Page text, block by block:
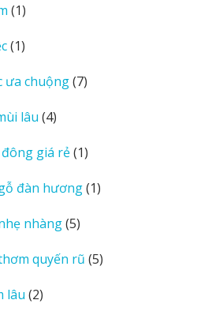
phẩm
11
phẩm
11
phẩm
ưa chuộng 77
lâu 44
phẩm
giá rẻ 11
phẩm
đàn hương 11
nhàng 55
phẩm
quyến rũ 55
lâu 22